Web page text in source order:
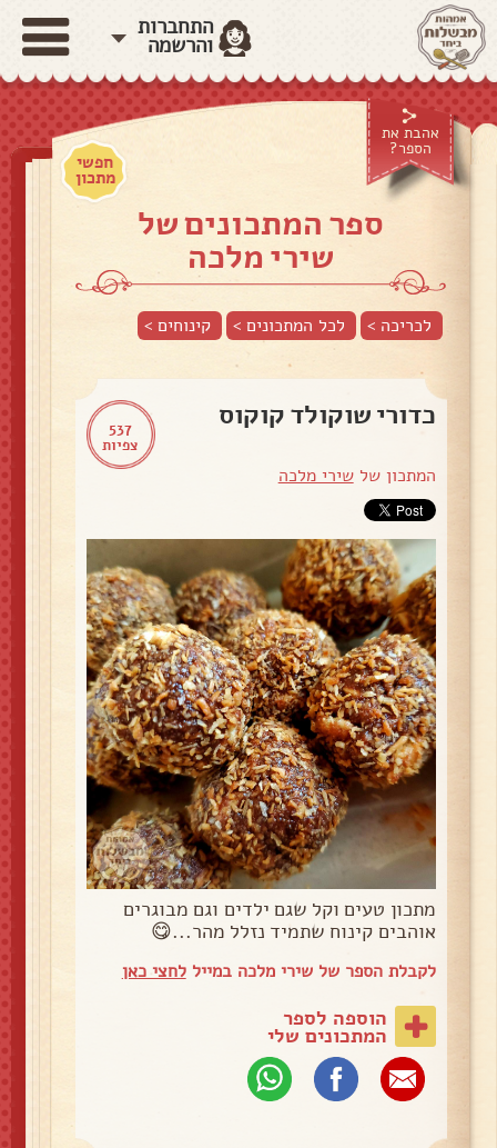
התחברות
והרשמה
אהבת את
הספר?
חפשי
מתכון
ספר המתכונים של
שירי מלכה
לכריכה > לכל המתכונים > קינוחים>
537
צפיות
כדורי שוקולד קוקוס
המתכון שלשירי מלכה
מתכון טעים וקל שגם ילדים וגם מבוגרים
אוהבים קינוח שתמיד נזלל מהר...😋
לקבלת הספר של שירי מלכה במייללחצי כאן
הוספה לספר
המתכונים שלי